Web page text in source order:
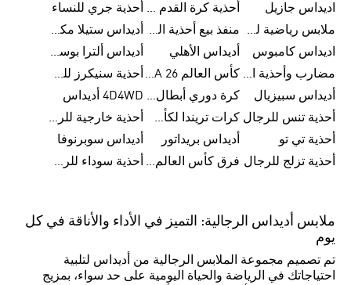
اديداس جازيل
أحذية كرة القدم من أديداس
أحذية جري للنساء
ملابس رياضية للأطفال من أديداس
منفذ بيع أحذية الرجال من أديداس
أديداس ستيلا مكارتني
اديداس كامبوس
أديداس الأهلي
أديداس ألترا بوست للنساء
مضارب وأحذية البادل من أديداس
كأس العالم FIFA 26™
أحذية سنيكرز للرجال من أديداس
أديداس سبيزيال
كرة دوري أبطال أوروبا من أديداس 4D4WD أديداس
أحذية تنس للرجال
كرات تريندا لكأس العالم FIFA 26™
أحذية خارجية للرجال
أحذية تي تو
أديداس بريداتور
أديداس سوبرنوفا
أحذية تزلج للرجال
فرق كأس العالم FIFA 26™ أحذية سوداء للرجال
ملابس أديداس الرجالية: التميز في الأداء والأناقة في كل
يوم
تم تصميم مجموعة الملابس الرجالية من أديداس لتلبية
احتياجاتك في الرياضة والحياة اليومية على حد سواء، بمزيج